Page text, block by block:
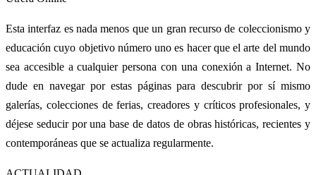
Esta interfaz es nada menos que un gran recurso de coleccionismo y
educación cuyo objetivo número uno es hacer que el arte del mundo
sea accesible a cualquier persona con una conexión a Internet. No
dude en navegar por estas páginas para descubrir por sí mismo
galerías, colecciones de ferias, creadores y críticos profesionales, y
déjese seducir por una base de datos de obras históricas, recientes y
contemporáneas que se actualiza regularmente.